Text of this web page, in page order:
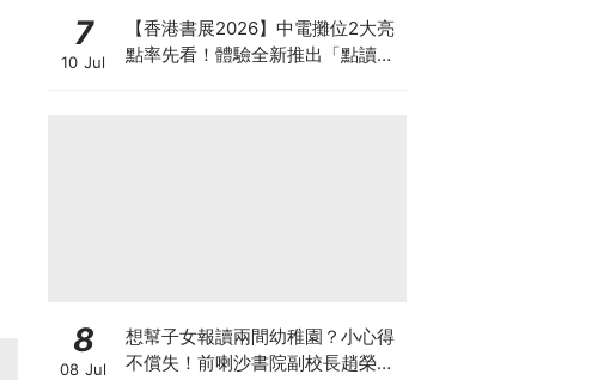
7
10 Jul
【香港書展2026】中電攤位2大亮
點率先看！體驗全新推出「點讀故
8
08 Jul
想幫子女報讀兩間幼稚園？小心得
不償失！前喇沙書院副校長趙榮